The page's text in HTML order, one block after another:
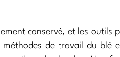
conservé, et les
méthodes de travail du blé